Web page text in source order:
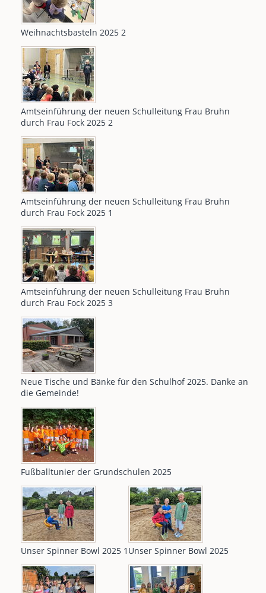
Weihnachtsbasteln 2025 2
Amtseinführung der neuen Schulleitung Frau Bruhn
durch Frau Fock 2025 2
Amtseinführung der neuen Schulleitung Frau Bruhn
durch Frau Fock 2025 1
Amtseinführung der neuen Schulleitung Frau Bruhn
durch Frau Fock 2025 3
Neue Tische und Bänke für den Schulhof 2025. Danke an
die Gemeinde!
Fußballtunier der Grundschulen 2025
Unser Spinner Bowl 2025 1 Unser Spinner Bowl 2025